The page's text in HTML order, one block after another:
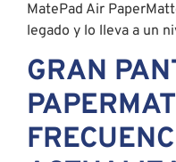
MatePad Air
legado y lo lleva a un
GRAN